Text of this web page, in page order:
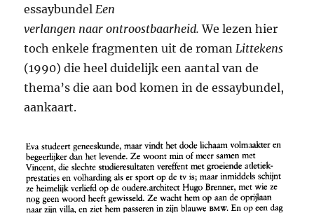
essaybundel Een
verlangen naar ontroostbaarheid.We lezen hier
toch enkele fragmenten uit de roman Littekens
(1990) die heel duidelijk een aantal van de
thema’s die aan bod komen in de essaybundel,
aankaart.